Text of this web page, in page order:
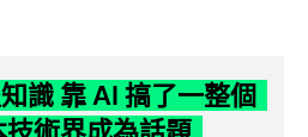
識 靠 AI 搞了一整個